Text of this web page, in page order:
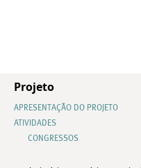
Projeto
APRESENTAÇÃO DO PROJETO
ATIVIDADES
CONGRESSOS